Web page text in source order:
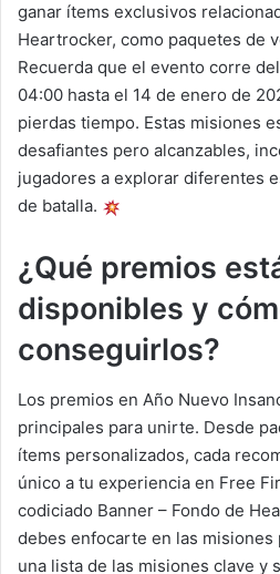
ganar ítems exclusivos
Heartrocker, como paquetes de
Recuerda que el evento corre
04:00 hasta el 14 de enero de
pierdas tiempo. Estas misiones
desafiantes pero alcanzables,
jugadores a explorar diferentes
de batalla.
¿Qué premios
disponibles y
conseguirlos?
Los premios en Año Nuevo
principales para unirte. Desde
ítems personalizados, cada
único a tu experiencia en Free
codiciado Banner – Fondo de
debes enfocarte en las
una lista de las misiones clave y